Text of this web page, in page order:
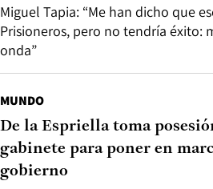
Miguel Tapia: “Me han dicho que
Prisioneros, pero no tendría éxito:
onda”
MUNDO
De la Espriella toma
gabinete para poner en
gobierno